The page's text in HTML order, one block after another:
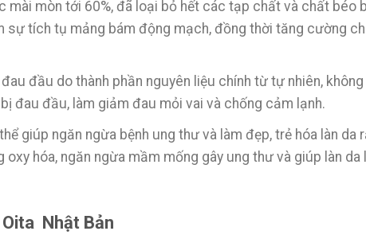
mòn tới 60%, đã loại bỏ hết các tạp chất và chất béo
sự tích tụ mảng bám động mạch, đồng thời tăng cường
đầu do thành phần nguyên liệu chính từ tự nhiên,
đau đầu, làm giảm đau mỏi vai và chống cảm lạnh.
giúp ngăn ngừa bệnh ung thư và làm đẹp, trẻ hóa làn da
hóa, ngăn ngừa mầm mống gây ung thư và giúp làn
Nhật Bản